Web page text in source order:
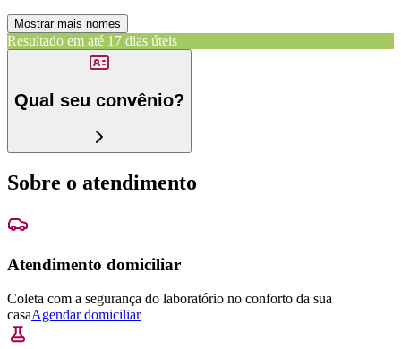
Mostrar mais nomes
Resultado em até 17 dias úteis
Qual seu convênio?
Sobre o atendimento
Atendimento domiciliar
Coleta com a segurança do laboratório no conforto da sua
casaAgendar domiciliar